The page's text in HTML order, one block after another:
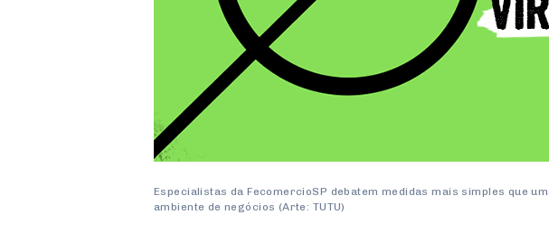
Especialistas da FecomercioSP debatem medidas mais simples que
ambiente de negócios (Arte: TUTU)